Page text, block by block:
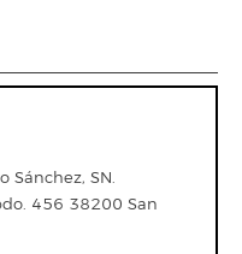
Sánchez, SN.
456 38200 San